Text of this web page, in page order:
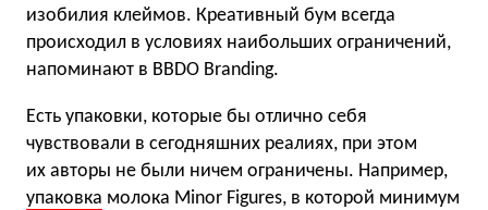
изобилия клеймов. Креативный бум всегда
происходил в условиях наибольших ограничений,
напоминают в BBDO Branding.
Есть упаковки, которые бы отлично себя
чувствовали в сегодняшних реалиях, при этом
их авторы не были ничем ограничены. Например,
упаковка молока Minor Figures, в которой минимум